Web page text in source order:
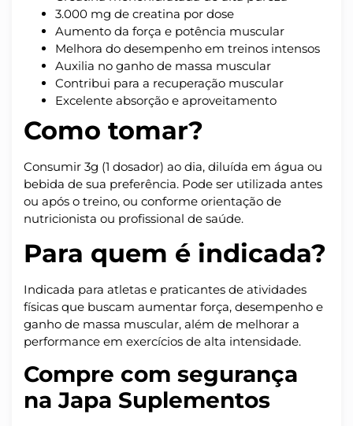
3.000 mg de creatina por dose
Aumento da força e potência muscular
Melhora do desempenho em treinos intensos
Auxilia no ganho de massa muscular
Contribui para a recuperação muscular
Excelente absorção e aproveitamento
Como tomar?
Consumir 3g (1 dosador) ao dia, diluída em água ou
bebida de sua preferência. Pode ser utilizada antes
ou após o treino, ou conforme orientação de
nutricionista ou profissional de saúde.
Para quem é indicada?
Indicada para atletas e praticantes de atividades
físicas que buscam aumentar força, desempenho e
ganho de massa muscular, além de melhorar a
performance em exercícios de alta intensidade.
Compre com segurança
na Japa Suplementos